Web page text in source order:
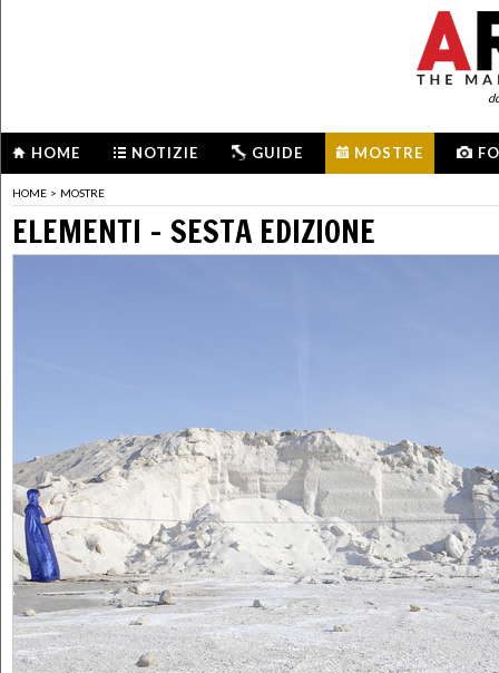
HOME NOTIZIE GUIDE MOSTRE
HOME > MOSTRE
ELEMENTI - SESTA EDIZIONE